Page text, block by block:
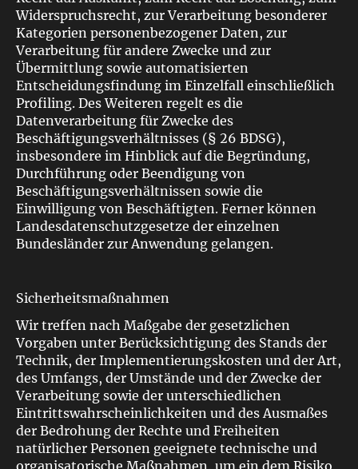
Widerspruchsrecht, zur Verarbeitung besonderer
Kategorien personenbezogener Daten, zur
Verarbeitung für andere Zwecke und zur
Übermittlung sowie automatisierten
Entscheidungsfindung im Einzelfall einschließlich
Profiling. Des Weiteren regelt es die
Datenverarbeitung für Zwecke des
Beschäftigungsverhältnisses (§ 26 BDSG),
insbesondere im Hinblick auf die Begründung,
Durchführung oder Beendigung von
Beschäftigungsverhältnissen sowie die
Einwilligung von Beschäftigten. Ferner können
Landesdatenschutzgesetze der einzelnen
Bundesländer zur Anwendung gelangen.
Sicherheitsmaßnahmen
Wir treffen nach Maßgabe der gesetzlichen
Vorgaben unter Berücksichtigung des Stands der
Technik, der Implementierungskosten und der Art,
des Umfangs, der Umstände und der Zwecke der
Verarbeitung sowie der unterschiedlichen
Eintrittswahrscheinlichkeiten und des Ausmaßes
der Bedrohung der Rechte und Freiheiten
natürlicher Personen geeignete technische und